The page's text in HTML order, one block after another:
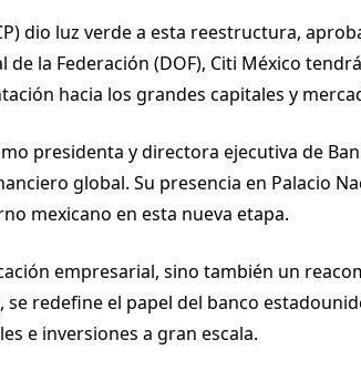
dio luz verde a esta reestructura,
la Federación (DOF), Citi México
hacia los grandes capitales y
presidenta y directora ejecutiva de
global. Su presencia en Palacio
mexicano en esta nueva etapa.
empresarial, sino también un
redefine el papel del banco
e inversiones a gran escala.